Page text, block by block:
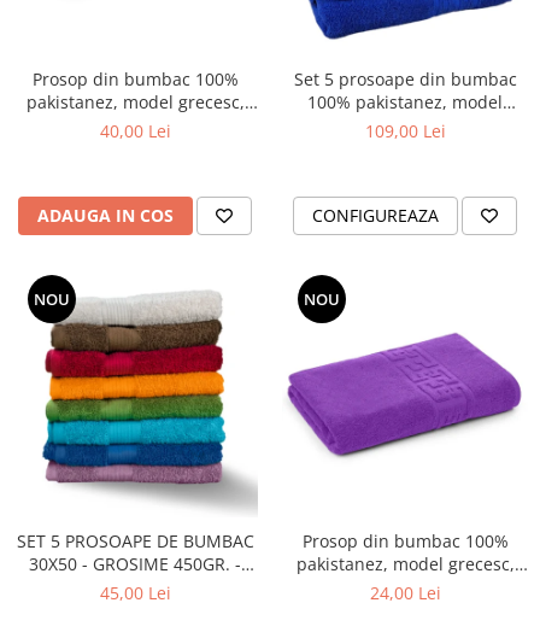
Prosop din bumbac 100%
pakistanez, model grecesc,
Maro , 70x130 cm
40,00 Lei
ADAUGA IN COS
Set 5 prosoape din bumbac
100% pakistanez, model
grecesc, Albastru , 50x90 cm
109,00 Lei
CONFIGUREAZA
NOU
SET 5 PROSOAPE DE BUMBAC
30X50 - GROSIME 450GR. -
COLORATE
45,00 Lei
NOU
Prosop din bumbac 100%
pakistanez, model grecesc,
Mov , 50x90 cm
24,00 Lei